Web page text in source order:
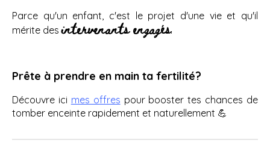
Parce qu'un enfant, c'est le projet d'une vie et qu'il
mérite desintervenants engagés.
Prête à prendre en main ta fertilité?
Découvre ici mes offres pour booster tes chances de
tomber enceinte rapidement et naturellement 💪